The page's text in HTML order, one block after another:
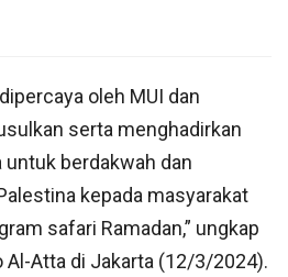
oleh MUI dan
serta menghadirkan
berdakwah dan
kepada masyarakat
safari Ramadan,” ungkap
Al-Atta di Jakarta (12/3/2024).